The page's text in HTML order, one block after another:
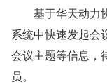
基于华天动力
系统中快速发起会
会议主题等信息，
员。